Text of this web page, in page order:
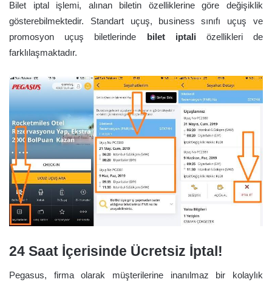
Bilet iptal işlemi, alınan biletin özelliklerine göre değişiklik
gösterebilmektedir. Standart uçuş, business sınıfı uçuş ve
promosyon uçuş biletlerinde bilet iptali özellikleri de
farklılaşmaktadır.
24 Saat İçerisinde Ücretsiz İptal!
Pegasus, firma olarak müşterilerine inanılmaz bir kolaylık